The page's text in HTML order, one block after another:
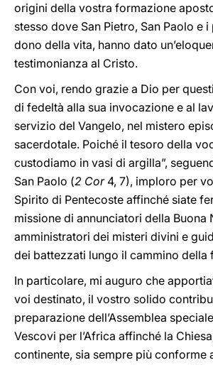
origini della vostra formazione
stesso dove San Pietro, San Paolo e
dono della vita, hanno dato
testimonianza al Cristo.
Con voi, rendo grazie a Dio per
di fedeltà alla sua invocazione e al
servizio del Vangelo, nel mistero
sacerdotale. Poiché il tesoro della
custodiamo in vasi di argilla”,
San Paolo (2 Cor4, 7), imploro per
Spirito di Pentecoste affinché siate
missione di annunciatori della Buona
amministratori dei misteri divini e
dei battezzati lungo il cammino della
In particolare, mi auguro che
voi destinato, il vostro solido
preparazione dell’Assemblea
Vescovi per l’Africa affinché la
continente, sia sempre più conforme